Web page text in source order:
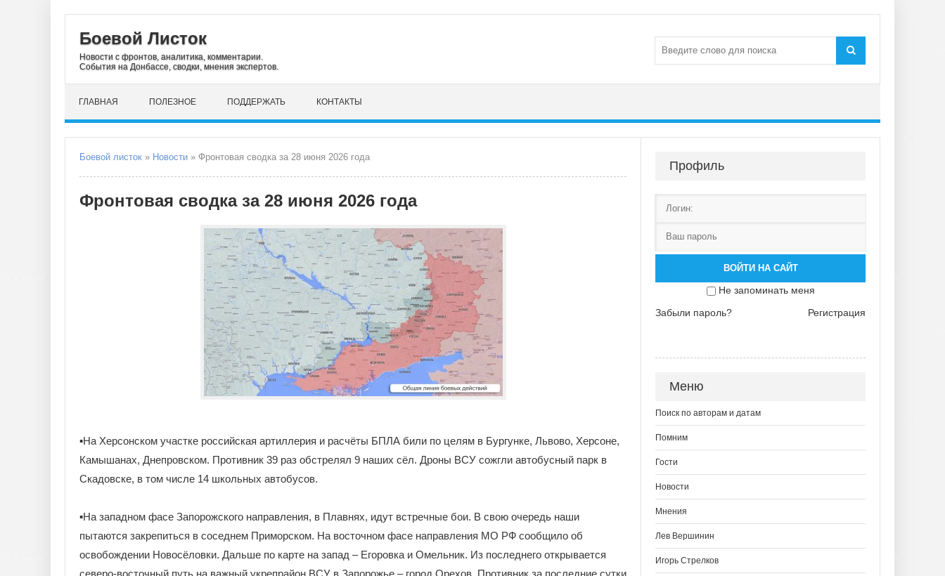
Боевой Листок
Новости с фронтов, аналитика, комментарии.
События на Донбассе, сводки, мнения экспертов.
ГЛАВНАЯ ПОЛЕЗНОЕ ПОДДЕРЖАТЬ КОНТАКТЫ
Боевой листок » Новости » Фронтовая сводка за 28 июня 2026 года
Фронтовая сводка за 28 июня 2026 года
▪️На Херсонском участке российская артиллерия и расчёты БПЛА били по целям в Бургунке, Львово, Херсоне,
Камышанах, Днепровском. Противник 39 раз обстрелял 9 наших сёл. Дроны ВСУ сожгли автобусный парк в
Скадовске, в том числе 14 школьных автобусов.
▪️На западном фасе Запорожского направления, в Плавнях, идут встречные бои. В свою очередь наши
пытаются закрепиться в соседнем Приморском. На восточном фасе направления МО РФ сообщило об
освобождении Новосёловки. Дальше по карте на запад – Егоровка и Омельник. Из последнего открывается
северо-восточный путь на важный укрепрайон ВСУ в Запорожье – город Орехов. Противник за последние сутки
Профиль
ВОЙТИ НА САЙТ
Не запоминать меня
Забыли пароль?
Регистрация
Меню
Поиск по авторам и датам
Помним
Гости
Новости
Мнения
Лев Вершинин
Игорь Стрелков